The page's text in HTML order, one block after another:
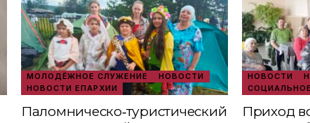
МОЛОДЁЖНОЕ СЛУЖЕНИЕ
НОВОСТИ
НОВОСТИ ЕПАРХИИ
Паломническо‑туристический
НОВОСТИ
Приход